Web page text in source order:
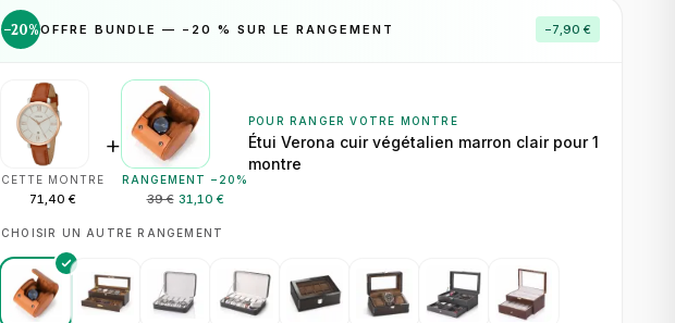
−20%OFFRE BUNDLE — − 20 % SUR LE RANGEMENT −7,90 €
CETTE MONTRE
71,40 €
+
RANGEMENT − 20 %
39 € 31,10 €
POUR RANGER VOTRE MONTRE
Étui Verona cuir végétalien marron clair pour 1
montre
CHOISIR UN AUTRE RANGEMENT